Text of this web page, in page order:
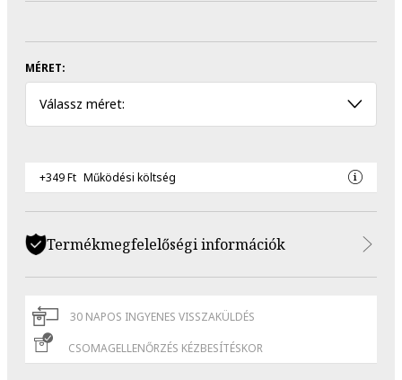
MÉRET:
Válassz méret:
+349 Ft Működési költség
Termékmegfelelőségi információk
30 NAPOS INGYENES VISSZAKÜLDÉS
CSOMAGELLENŐRZÉS KÉZBESÍTÉSKOR